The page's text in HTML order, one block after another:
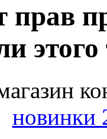
прав
новинки